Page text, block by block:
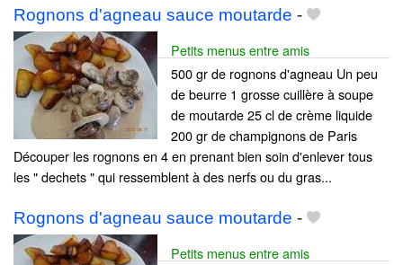
Rognons d'agneau sauce moutarde -
Petits menus entre amis
500 gr de rognons d'agneau Un peu
de beurre 1 grosse cuillère à soupe
de moutarde 25 cl de crème liquide
200 gr de champignons de Paris
Découper les rognons en 4 en prenant bien soin d'enlever tous
les " dechets " qui ressemblent à des nerfs ou du gras...
Rognons d'agneau sauce moutarde -
Petits menus entre amis